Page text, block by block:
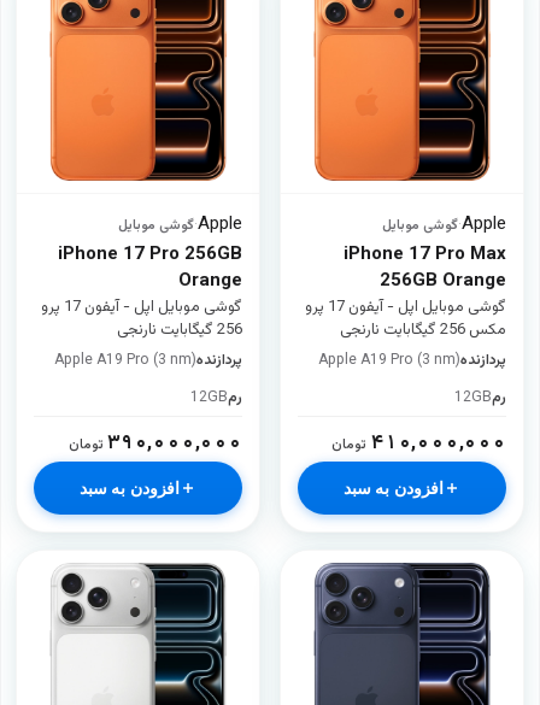
Apple
·گوشی موبایل
iPhone 17 Pro 256GB
Orange
گوشی موبایل اپل - آیفون 17 پرو
256 گیگابایت نارنجی
پردازندهApple A19 Pro (3 nm)
رم12GB
۳۹۰,۰۰۰,۰۰۰ تومان
افزودن به سبد
Apple
·گوشی موبایل
iPhone 17 Pro Max
256GB Orange
گوشی موبایل اپل - آیفون 17 پرو
مکس 256 گیگابایت نارنجی
پردازندهApple A19 Pro (3 nm)
رم12GB
۴۱۰,۰۰۰,۰۰۰ تومان
افزودن به سبد